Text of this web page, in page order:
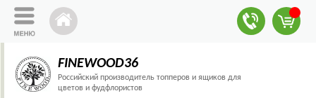
FINEWOOD36
Российский производитель топперов и ящиков для
цветов и фудфлористов